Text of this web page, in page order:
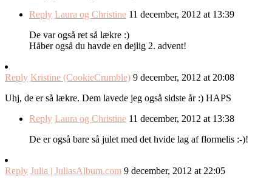
Reply Laura og Christine 11 december, 2012 at 13:39
De var også ret så lækre :)
Håber også du havde en dejlig 2. advent!
Reply Kristine (CookieCrumble) 9 december, 2012 at 20:08
Uhj, de er så lækre. Dem lavede jeg også sidste år :) HAPS
Reply Laura og Christine 11 december, 2012 at 13:38
De er også bare så julet med det hvide lag af flormelis :-)!
Reply Julia | JuliasAlbum.com 9 december, 2012 at 22:05